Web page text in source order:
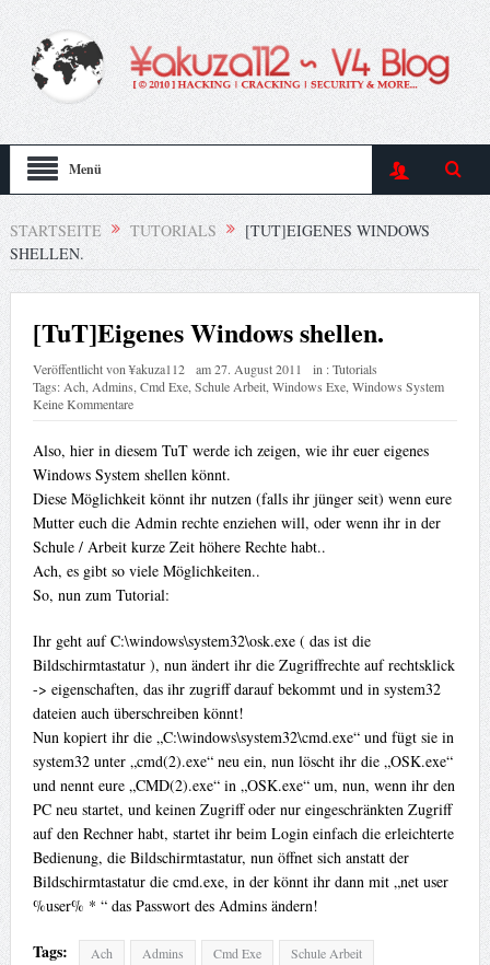
Menü
STARTSEITE TUTORIALS
[TUT]EIGENES WINDOWS
SHELLEN.
[TuT]Eigenes Windows shellen.
Veröffentlicht von¥akuza112 am27. August 2011 in :Tutorials
Tags: Ach Admins Cmd Exe, Schule Arbeit, Windows Exe, Windows System
Keine Kommentare
Also, hier in diesem TuT werde ich zeigen, wie ihr euer eigenes
Windows System shellen könnt.
Diese Möglichkeit könnt ihr nutzen (falls ihr jünger seit) wenn eure
Mutter euch die Admin rechte enziehen will, oder wenn ihr in der
Schule / Arbeit kurze Zeit höhere Rechte habt..
Ach, es gibt so viele Möglichkeiten..
So, nun zum Tutorial:
Ihr geht auf C:\windows\system32\osk.exe ( das ist die
Bildschirmtastatur ), nun ändert ihr die Zugriffrechte auf rechtsklick
-> eigenschaften, das ihr zugriff darauf bekommt und in system32
dateien auch überschreiben könnt!
Nun kopiert ihr die „C:\windows\system32\cmd.exe“ und fügt sie in
system32 unter „cmd(2).exe“ neu ein, nun löscht ihr die „OSK.exe“
und nennt eure „CMD(2).exe“ in „OSK.exe“ um, nun, wenn ihr den
PC neu startet, und keinen Zugriff oder nur eingeschränkten Zugriff
auf den Rechner habt, startet ihr beim Login einfach die erleichterte
Bedienung, die Bildschirmtastatur, nun öffnet sich anstatt der
Bildschirmtastatur die cmd.exe, in der könnt ihr dann mit „net user
%user% * “ das Passwort des Admins ändern!
Tags: Ach Admins Cmd Exe
Schule Arbeit